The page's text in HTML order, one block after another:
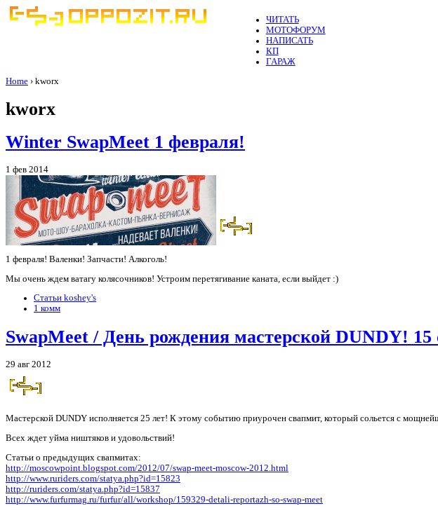
ЧИТАТЬ
МОТОФОРУМ
НАПИСАТЬ
КП
ГАРАЖ
Home › kworx
kworx
Winter SwapMeet 1 февраля!
1 фев 2014
1 февраля! Валенки! Запчасти! Алкоголь!
Мы очень ждем ватагу колясочников! Устроим перетягивание каната, если выйдет :)
Статьи koshey's
1 комм
SwapMeet / День рождения мастерской DUNDY! 15
29 авг 2012
Мастерской DUNDY исполняется 25 лет! К этому событию приурочен свапмит, который сольется с
Всех ждет уйма ништяков и удовольствий!
Статьи о предыдущих свапмитах:
http://moscowpoint.blogspot.com/2012/07/swap-meet-moscow-2012.html
http://www.ruriders.com/statya.php?id=15823
http://ruriders.com/statya.php?id=15837
http://www.furfurmag.ru/furfur/all/workshop/159329-detali-reportazh-so-swap-meet